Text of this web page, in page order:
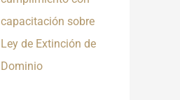
capacitación sobre
Ley de Extinción de
Dominio